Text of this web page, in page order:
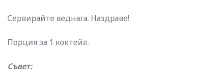
Сервирайте веднага. Наздраве!
Порция за 1 коктейл.
Съвет: